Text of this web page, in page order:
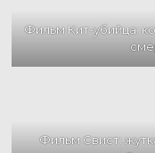
Фильм Кит-убийца:
Фильм Свист: